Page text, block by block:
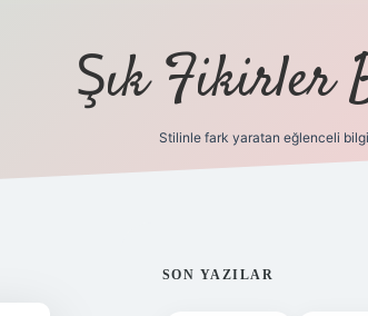
Şık Fikirler
Stilinle fark yaratan eğlenceli
SIDEBAR
SON YAZILAR